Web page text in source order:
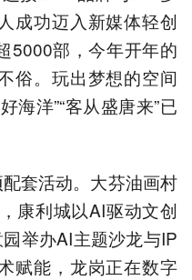
成功迈入新媒体轻创
5000部，今年开年的
俗。玩出梦想的空间
海洋”“客从盛唐来”已
套活动。大芬油画村
康利城以AI驱动文创
举办AI主题沙龙与IP
赋能，龙岗正在数字